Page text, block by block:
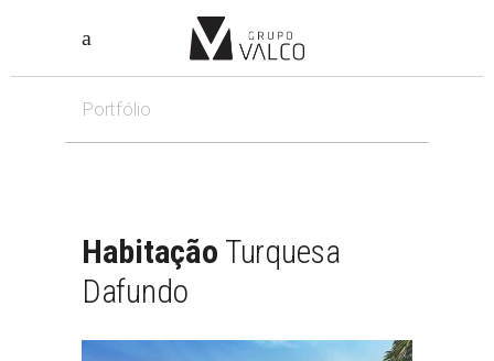
Portfólio
Habitação Turquesa
Dafundo